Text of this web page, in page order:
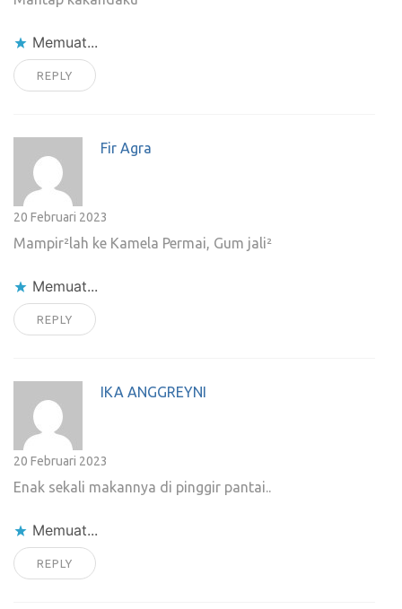
Memuat...
REPLY
Fir Agra
20 Februari 2023
Mampir²lah ke Kamela Permai, Gum jali²
Memuat...
REPLY
IKA ANGGREYNI
20 Februari 2023
Enak sekali makannya di pinggir pantai..
Memuat...
REPLY